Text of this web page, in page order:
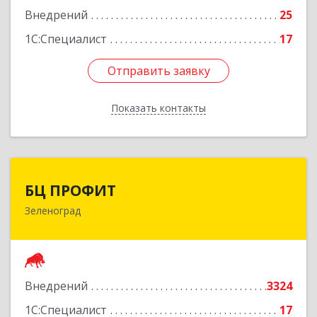
Внедрений
25
1С:Специалист
17
Отправить заявку
Показать контакты
Отправить заявку
Назад
БЦ ПРОФИТ
Зеленоград
Внедрений
3324
1С:Специалист
17
124482, Москва г, Зеленоград г, корпус 340,